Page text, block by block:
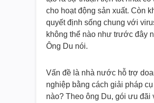
cho hoạt động sản xuất. Còn
quyết định sống chung với
không thể nào như trước đây
Ông Du nói.
Vấn đề là nhà nước hỗ trợ
nghiệp bằng cách giải pháp
nào? Theo ông Du, gói ưu đãi